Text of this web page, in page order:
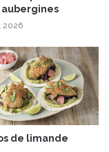
2026
de limande